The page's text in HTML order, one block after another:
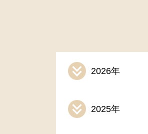
2026年
2025年